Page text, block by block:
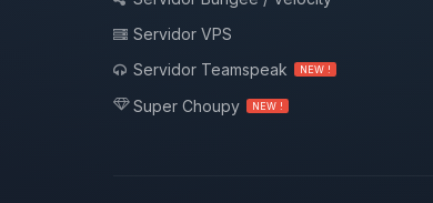
Servidor VPS
Servidor Teamspeak
NEW !
Super Choupy NEW !